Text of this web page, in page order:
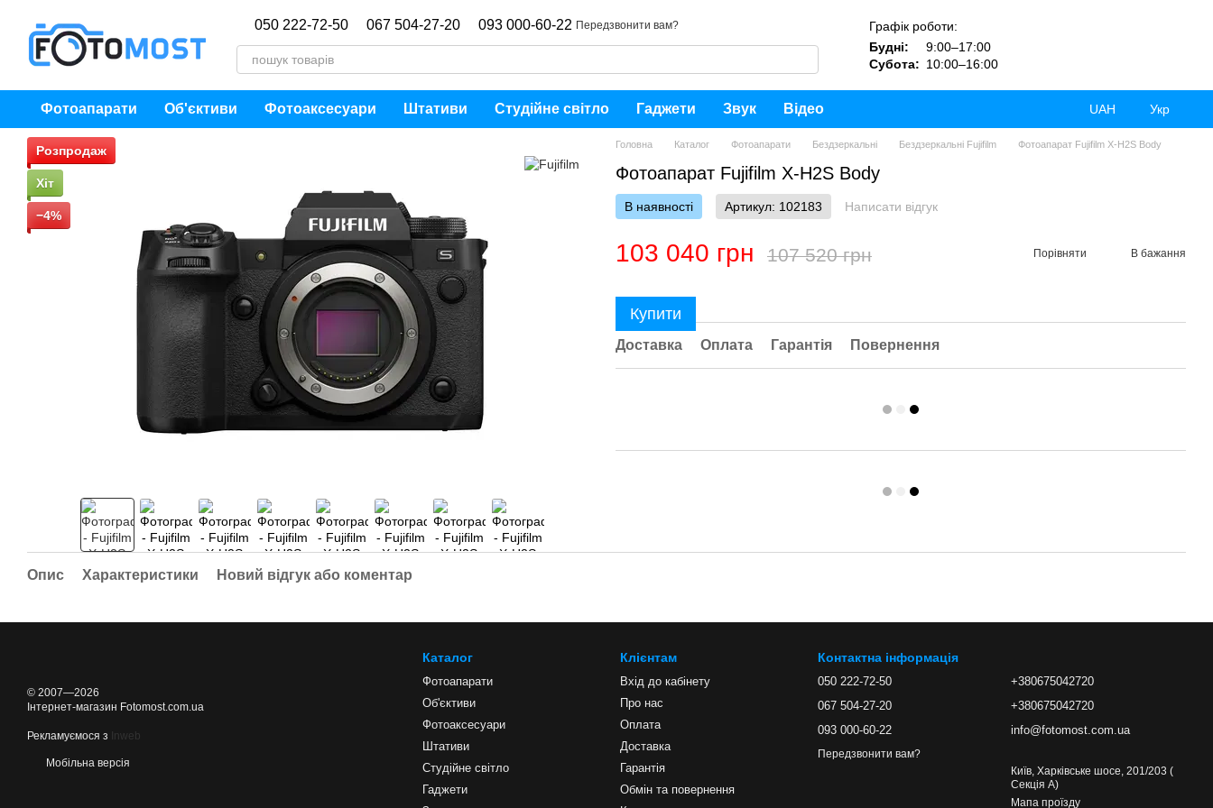
050 222-72-50 067 504-27-20 093 000-60-22 Передзвонити вам?
Графік роботи:
Будні:
9:00–17:00
Субота: 10:00–16:00
Фотоапарати Об'єктиви Фотоаксесуари Штативи Студійне світло Гаджети Звук Відео UAH Укр
Розпродаж
Хіт
−4%
Головна Каталог Фотоапарати Бездзеркальні Бездзеркальні Fujifilm Фотоапарат Fujifilm X-H2S Body
Фотоапарат Fujifilm X-H2S Body
В наявності Артикул: 102183 Написати відгук
103 040 грн 107 520 грн Порівняти В бажання
Купити
Доставка Оплата Гарантія Повернення
Опис Характеристики Новий відгук або коментар
© 2007—2026
Інтернет-магазин Fotomost.com.ua
Рекламуємося з Inweb
Мобільна версія
Каталог
Фотоапарати
Об'єктиви
Фотоаксесуари
Штативи
Студійне світло
Гаджети
Клієнтам
Вхід до кабінету
Про нас
Оплата
Доставка
Гарантія
Обмін та повернення
Контактна інформація
050 222-72-50
067 504-27-20
093 000-60-22
Передзвонити вам?
+380675042720
+380675042720
info@fotomost.com.ua
Київ, Харківське шосе, 201/203 (
Секція А)
Мапа проїзду